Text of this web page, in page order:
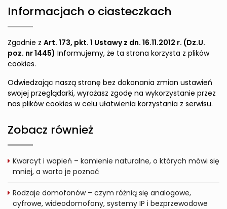
Informacjach o ciasteczkach
Zgodnie z Art. 173, pkt. 1 Ustawy z dn. 16.11.2012 r. (Dz.U.
poz. nr 1445) Informujemy, że ta strona korzysta z plików
cookies.
Odwiedzając naszą stronę bez dokonania zmian ustawień
swojej przeglądarki, wyrażasz zgodę na wykorzystanie przez
nas plików cookies w celu ułatwienia korzystania z serwisu.
Zobacz również
Kwarcyt i wapień – kamienie naturalne, o których mówi się
mniej, a warto je poznać
Rodzaje domofonów – czym różnią się analogowe,
cyfrowe, wideodomofony, systemy IP i bezprzewodowe